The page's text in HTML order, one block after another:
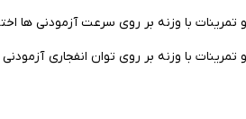
با وزنه بر روی سرعت آزمودنی ها
با وزنه بر روی توان انفجاری